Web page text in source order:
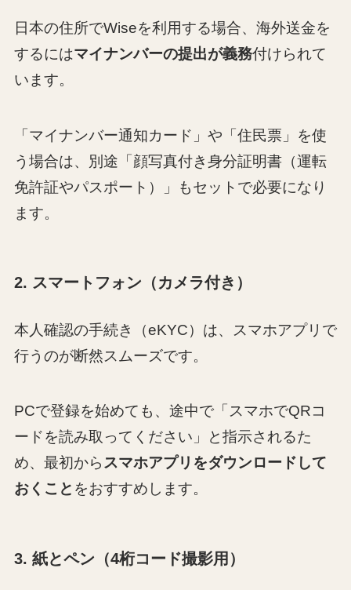
日本の住所でWiseを利用する場合、海外送金を
するにはマイナンバーの提出が義務付けられて
います。
「マイナンバー通知カード」や「住民票」を使
う場合は、別途「顔写真付き身分証明書（運転
免許証やパスポート）」もセットで必要になり
ます。
2. スマートフォン（カメラ付き）
本人確認の手続き（eKYC）は、スマホアプリで
行うのが断然スムーズです。
PCで登録を始めても、途中で「スマホでQRコ
ードを読み取ってください」と指示されるた
め、最初からスマホアプリをダウンロードして
おくこと をおすすめします。
3. 紙とペン（4桁コード撮影用）